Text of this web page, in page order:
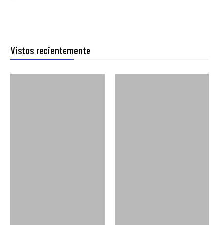
Vistos recientemente